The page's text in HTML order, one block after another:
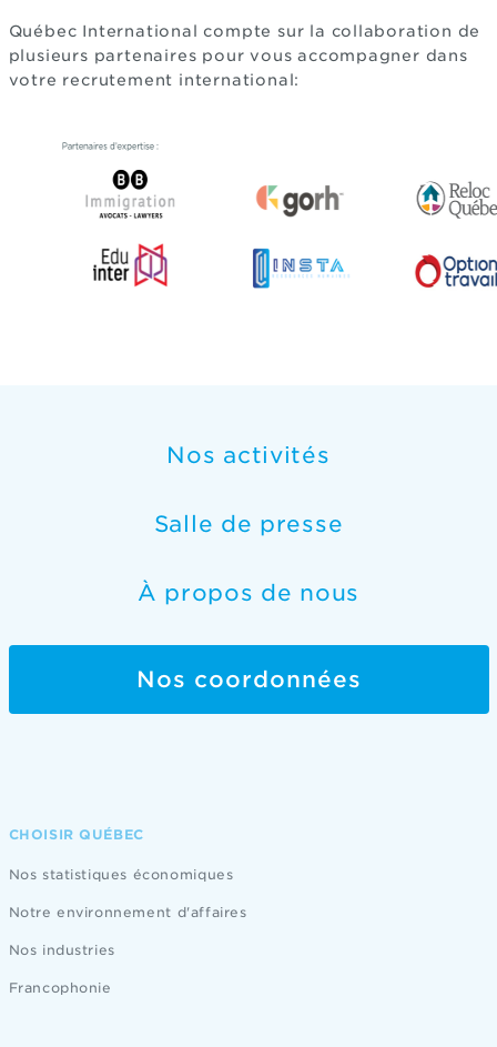
Québec International compte sur la collaboration de
plusieurs partenaires pour vous accompagner dans
votre recrutement international:
Nos activités
Salle de presse
À propos de nous
Nos coordonnées
CHOISIR QUÉBEC
Nos statistiques économiques
Notre environnement d'affaires
Nos industries
Francophonie